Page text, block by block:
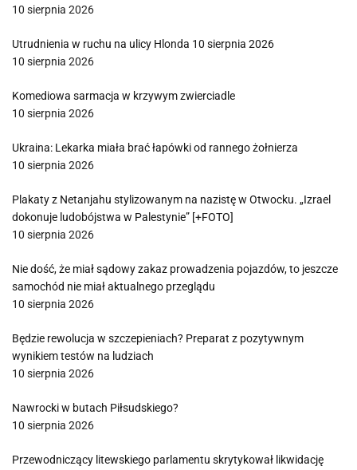
10 sierpnia 2026
Utrudnienia w ruchu na ulicy Hlonda 10 sierpnia 2026
10 sierpnia 2026
Komediowa sarmacja w krzywym zwierciadle
10 sierpnia 2026
Ukraina: Lekarka miała brać łapówki od rannego żołnierza
10 sierpnia 2026
Plakaty z Netanjahu stylizowanym na nazistę w Otwocku. „Izrael
dokonuje ludobójstwa w Palestynie” [+FOTO]
10 sierpnia 2026
Nie dość, że miał sądowy zakaz prowadzenia pojazdów, to jeszcze
samochód nie miał aktualnego przeglądu
10 sierpnia 2026
Będzie rewolucja w szczepieniach? Preparat z pozytywnym
wynikiem testów na ludziach
10 sierpnia 2026
Nawrocki w butach Piłsudskiego?
10 sierpnia 2026
Przewodniczący litewskiego parlamentu skrytykował likwidację